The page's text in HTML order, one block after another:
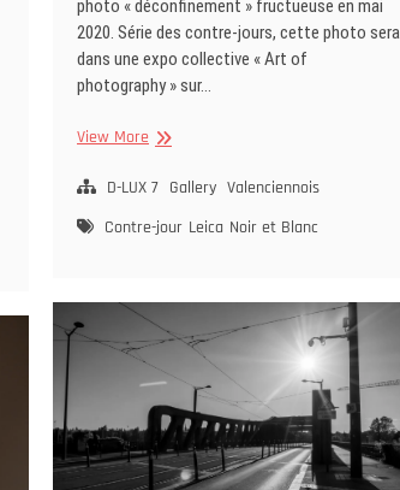
photo « déconfinement » fructueuse en mai
2020. Série des contre-jours, cette photo sera
dans une expo collective « Art of
photography » sur…
View More Exposition
Athènes
D-LUX 7 Gallery Valenciennois
Contre-jour Leica Noir et Blanc